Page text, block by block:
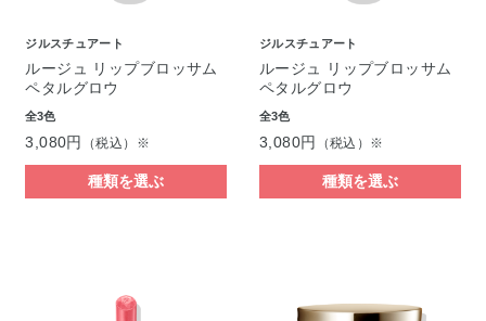
ジルスチュアート
ルージュ リップブロッサム
ペタルグロウ
全3色
3,080円 （税込）※
種類を選ぶ
ジルスチュアート
ルージュ リップブロッサム
ペタルグロウ
全3色
3,080円 （税込）※
種類を選ぶ